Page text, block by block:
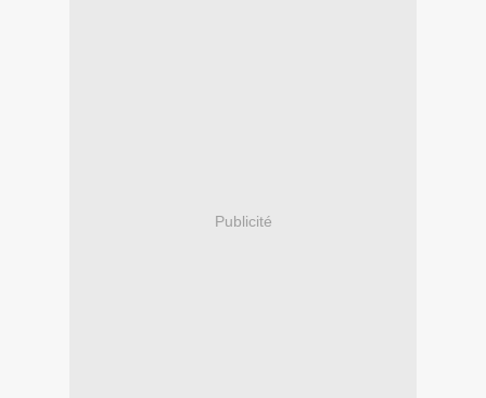
Publicité